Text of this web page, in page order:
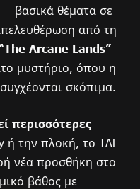
βασικά θέματα σε
από τη
Arcane Lands”
μυστήριο, όπου η
σκόπιμα.
περισσότερες
ή την πλοκή, το TAL
νέα προσθήκη στο
βάθος με